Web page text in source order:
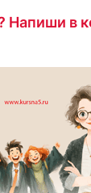
Напиши в